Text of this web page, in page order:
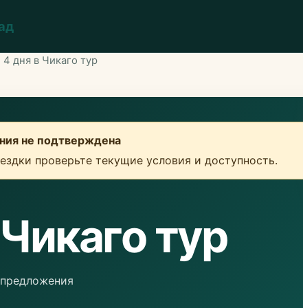
4 дня в Чикаго тур
не подтверждена
проверьте текущие условия и доступность.
тур